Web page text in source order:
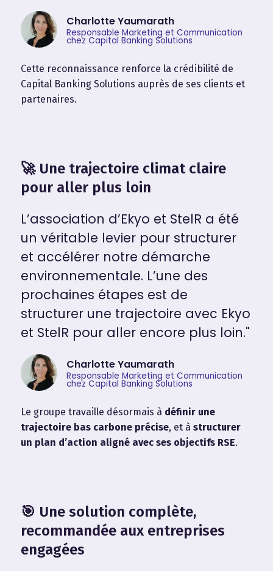
Charlotte Yaumarath
Responsable Marketing et Communication
chez Capital Banking Solutions
Cette reconnaissance renforce la crédibilité de
Capital Banking Solutions auprès de ses clients et
partenaires.
🚀 Une trajectoire climat claire
pour aller plus loin
L’association d’Ekyo et StelR a été
un véritable levier pour structurer
et accélérer notre démarche
environnementale. L’une des
prochaines étapes est de
structurer une trajectoire avec Ekyo
et StelR pour aller encore plus loin."
Charlotte Yaumarath
Responsable Marketing et Communication
chez Capital Banking Solutions
Le groupe travaille désormais à définir une
trajectoire bas carbone précise, et à structurer
un plan d’action aligné avec ses objectifs RSE.
🎯 Une solution complète,
recommandée aux entreprises
engagées